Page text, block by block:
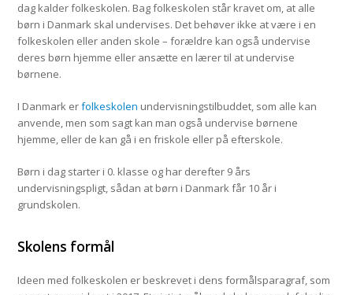
dag kalder folkeskolen. Bag folkeskolen står kravet om, at alle
børn i Danmark skal undervises. Det behøver ikke at være i en
folkeskolen eller anden skole – forældre kan også undervise
deres børn hjemme eller ansætte en lærer til at undervise
børnene.
I Danmark erfolkeskolen undervisningstilbuddet, som alle kan
anvende, men som sagt kan man også undervise børnene
hjemme, eller de kan gå i en friskole eller på efterskole.
Børn i dag starter i 0. klasse og har derefter 9 års
undervisningspligt, sådan at børn i Danmark får 10 år i
grundskolen.
Skolens formål
Ideen med folkeskolen er beskrevet i dens formålsparagraf, som